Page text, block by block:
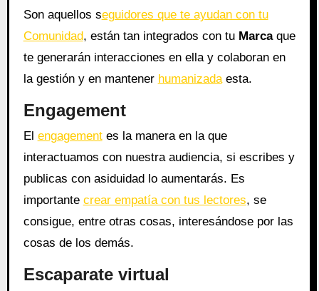
Son aquellos seguidores que te ayudan con tu
Comunidad, están tan integrados con tu Marcaque
te generarán interacciones en ella y colaboran en
la gestión y en mantener humanizadaesta.
Engagement
El engagementes la manera en la que
interactuamos con nuestra audiencia, si escribes y
publicas con asiduidad lo aumentarás. Es
importante crear empatía con tus lectores, se
consigue, entre otras cosas, interesándose por las
cosas de los demás.
Escaparate virtual